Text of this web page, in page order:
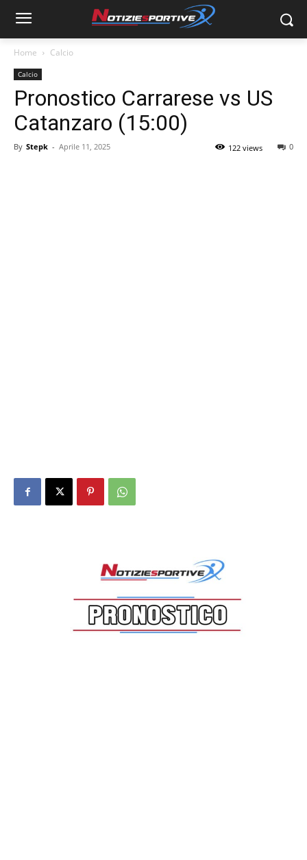
Home Calcio
Calcio
Pronostico Carrarese vs US
Catanzaro (15:00)
By Stepk - Aprile 11, 2025 0
122 views